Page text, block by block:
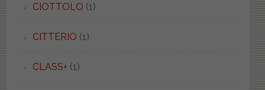
CIOTTOLO (1)
CITTERIO (1)
CLASS+ (1)